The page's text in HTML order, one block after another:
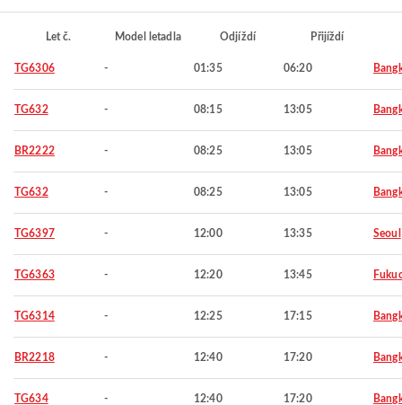
Let č. Model letadla Odjíždí Přijíždí
TG6306 - 01:35 06:20
TG632 - 08:15 13:05
BR2222 - 08:25 13:05
TG632 - 08:25 13:05
TG6397 - 12:00 13:35 Seoul
TG6363 - 12:20 13:45
TG6314 - 12:25 17:15
BR2218 - 12:40 17:20
TG634 - 12:40 17:20